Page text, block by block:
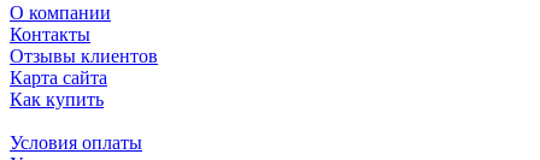
О компании
Контакты
Отзывы клиентов
Карта сайта
Как купить
Условия оплаты